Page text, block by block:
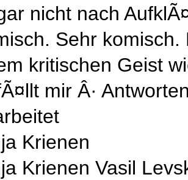
nicht nach
Sehr komisch.
kritischen Geist
mir Â·
Krienen
Krienen Vasil